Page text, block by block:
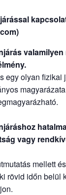
egy olyan fizikai
vagy
mellett
rövid időn belül